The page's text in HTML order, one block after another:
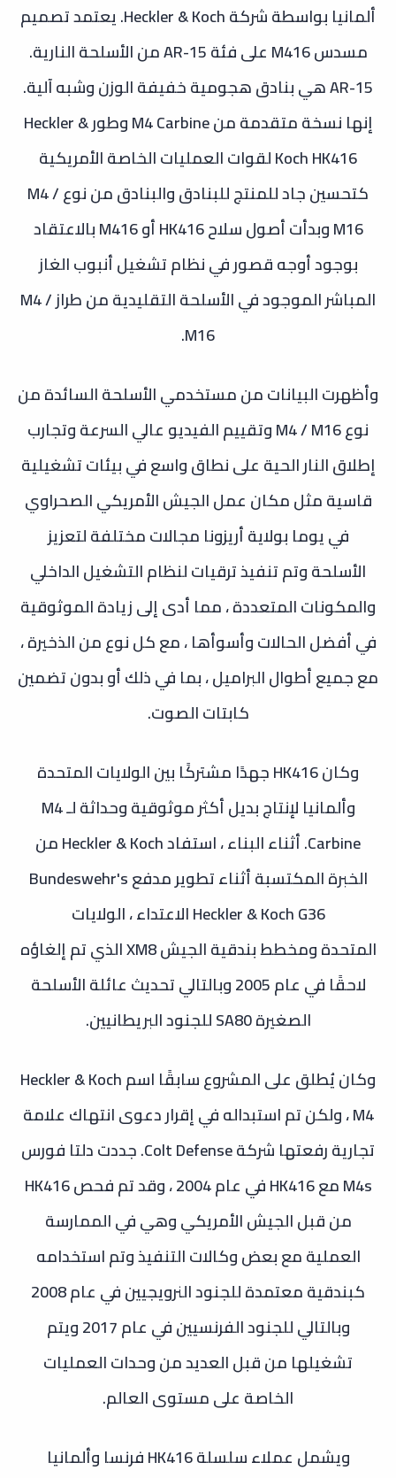
ألمانيا بواسطة شركة Heckler & Koch. يعتمد تصميم
مسدس M416 على فئة AR-15 من الأسلحة النارية.
AR-15 هي بنادق هجومية خفيفة الوزن وشبه آلية.
إنها نسخة متقدمة من M4 Carbine
وطور Heckler &
Koch HK416 لقوات العمليات الخاصة الأمريكية
كتحسين جاد للمنتج للبنادق والبنادق من نوع M4 /
M16
وبدأت أصول سلاح HK416 أو M416 بالاعتقاد
بوجود أوجه قصور في نظام تشغيل أنبوب الغاز
المباشر الموجود في الأسلحة التقليدية من طراز M4 /
M16.
وأظهرت البيانات من مستخدمي الأسلحة السائدة من
نوع M4 / M16 وتقييم الفيديو عالي السرعة وتجارب
إطلاق النار الحية على نطاق واسع في بيئات تشغيلية
قاسية مثل مكان عمل الجيش الأمريكي الصحراوي
في يوما بولاية أريزونا مجالات مختلفة لتعزيز
الأسلحةوتم تنفيذ ترقيات لنظام التشغيل الداخلي
والمكونات المتعددة ، مما أدى إلى زيادة الموثوقية
في أفضل الحالات وأسوأها ، مع كل نوع من الذخيرة ،
مع جميع أطوال البراميل ، بما في ذلك أو بدون تضمين
كابتات الصوت.
وكان HK416 جهدًا مشتركًا بين الولايات المتحدة
وألمانيا لإنتاج بديل أكثر موثوقية وحداثة لـ M4
Carbine. أثناء البناء ، استفاد Heckler & Koch من
الخبرة المكتسبة أثناء تطوير مدفع Bundeswehr's
Heckler & Koch G36 الاعتداء ، الولايات
المتحدة
ومخطط بندقية الجيش XM8 الذي تم إلغاؤه
لاحقًا في عام 2005 وبالتالي تحديث عائلة الأسلحة
الصغيرة SA80 للجنود البريطانيين.
وكان يُطلق على المشروع سابقًا اسم Heckler & Koch
M4 ، ولكن تم استبداله في إقرار دعوى انتهاك علامة
تجارية رفعتها شركة Colt Defense. جددت دلتا فورس
M4s مع HK416 في عام 2004 ، وقد تم فحص HK416
من قبل الجيش الأمريكي وهي في الممارسة
العملية مع بعض وكالات التنفيذوتم استخدامه
كبندقية معتمدة للجنود النرويجيين في عام 2008
وبالتالي للجنود الفرنسيين في عام 2017 ويتم
تشغيلها من قبل العديد من وحدات العمليات
الخاصة على مستوى العالم.
ويشمل عملاء سلسلة HK416 فرنسا وألمانيا